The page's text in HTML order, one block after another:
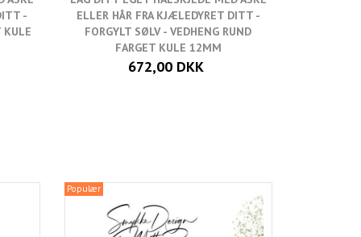
-
KULE
ELLER HÅR FRA KJÆLEDYRET DITT -
FORGYLT SØLV - VEDHENG RUND
FARGET KULE 12MM
672,00 DKK
Populær